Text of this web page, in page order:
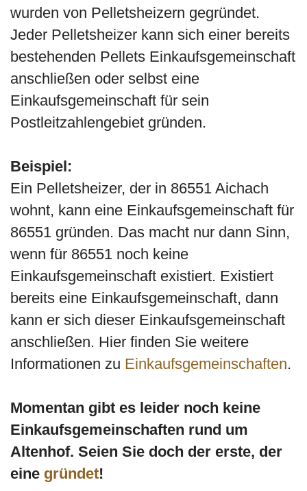
wurden von Pelletsheizern gegründet.
Jeder Pelletsheizer kann sich einer bereits
bestehenden Pellets Einkaufsgemeinschaft
anschließen oder selbst eine
Einkaufsgemeinschaft für sein
Postleitzahlengebiet gründen.
Beispiel:
Ein Pelletsheizer, der in 86551 Aichach
wohnt, kann eine Einkaufsgemeinschaft für
86551 gründen. Das macht nur dann Sinn,
wenn für 86551 noch keine
Einkaufsgemeinschaft existiert. Existiert
bereits eine Einkaufsgemeinschaft, dann
kann er sich dieser Einkaufsgemeinschaft
anschließen. Hier finden Sie weitere
Informationen zu Einkaufsgemeinschaften.
Momentan gibt es leider noch keine
Einkaufsgemeinschaften rund um
Altenhof. Seien Sie doch der erste, der
eine gründet!